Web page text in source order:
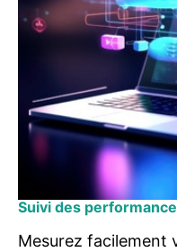
Suivi des
Mesurez facilement